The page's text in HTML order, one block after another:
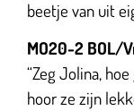
beetje van uit
MO20-2 BOL/
“Zeg Jolina,
hoor ze zijn